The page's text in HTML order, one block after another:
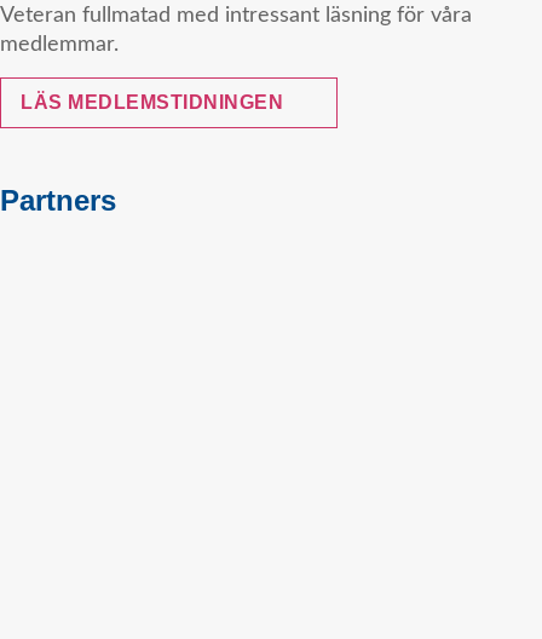
Veteran fullmatad med intressant läsning för våra
medlemmar.
LÄS MEDLEMSTIDNINGEN
Partners